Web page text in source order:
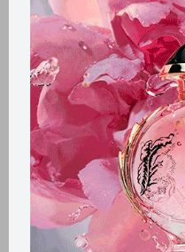
Retiros
Productos que